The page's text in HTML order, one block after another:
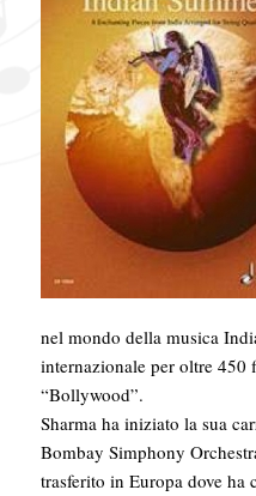
nel mondo della musica
internazionale per oltre 450
“Bollywood”.
Sharma ha iniziato la sua
Bombay Simphony
trasferito in Europa dove ha